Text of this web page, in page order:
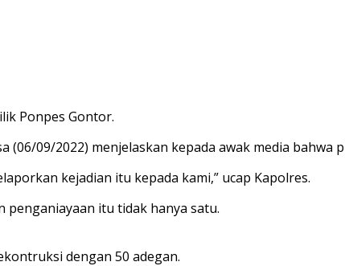
Ponpes Gontor.
(06/09/2022) menjelaskan kepada awak media
kejadian itu kepada kami,” ucap Kapolres.
itu tidak hanya satu.
dengan 50 adegan.